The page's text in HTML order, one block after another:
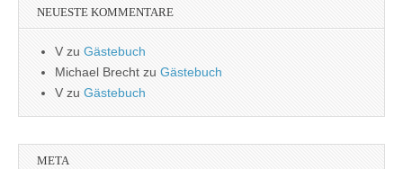
NEUESTE KOMMENTARE
V zu Gästebuch
Michael Brecht zu Gästebuch
Vzu Gästebuch
META